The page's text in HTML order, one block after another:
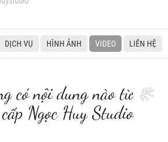
DỊCH VỤ HÌNH ẢNH VIDEO LIÊN HỆ
có nội dung nào từ
Ngọc Huy Studio